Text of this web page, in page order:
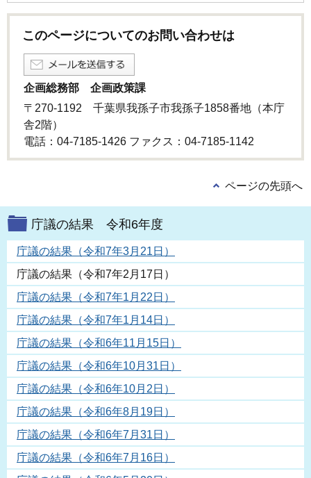
このページについてのお問い合わせは
企画総務部 企画政策課
〒270-1192 千葉県我孫子市我孫子1858番地（本庁
舎2階）
電話：04-7185-1426 ファクス：04-7185-1142
ページの先頭へ
庁議の結果 令和6年度
庁議の結果（令和7年3月21日）
庁議の結果（令和7年2月17日）
庁議の結果（令和7年1月22日）
庁議の結果（令和7年1月14日）
庁議の結果（令和6年11月15日）
庁議の結果（令和6年10月31日）
庁議の結果（令和6年10月2日）
庁議の結果（令和6年8月19日）
庁議の結果（令和6年7月31日）
庁議の結果（令和6年7月16日）